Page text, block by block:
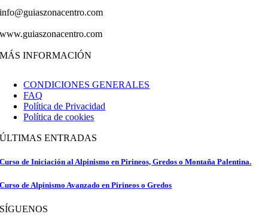
info@guiaszonacentro.com
www.guiaszonacentro.com
MÁS INFORMACIÓN
CONDICIONES GENERALES
FAQ
Política de Privacidad
Política de cookies
ÚLTIMAS ENTRADAS
Curso de Iniciación al Alpinismo en Pirineos, Gredos o Montaña Palentina.
Curso de Alpinismo Avanzado en Pirineos o Gredos
SÍGUENOS